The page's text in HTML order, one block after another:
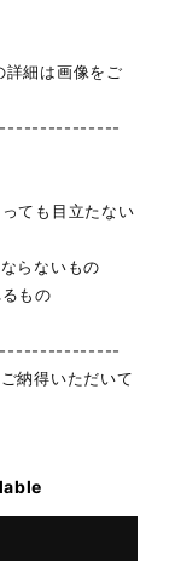
詳細は画像をご
ても目立たない
らないもの
もの
納得いただいて